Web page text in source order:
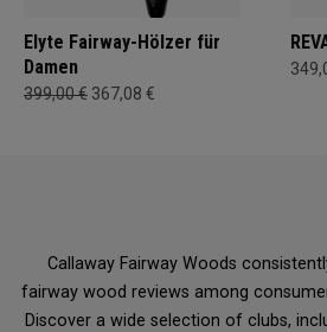
Elyte Fairway-Hölzer für
Damen
399,00 € 367,08 €
Callaway Fairway Woods
fairway wood reviews among
Discover a wide selection of clubs,